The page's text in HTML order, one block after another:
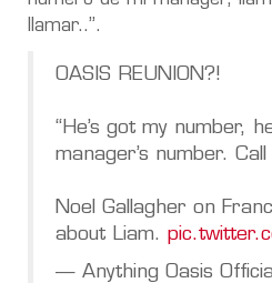
llamar..”.
OASIS REUNION?!
“He’s got my number,
manager’s number. Call
Noel Gallagher on
about Liam.
— Anything Oasis